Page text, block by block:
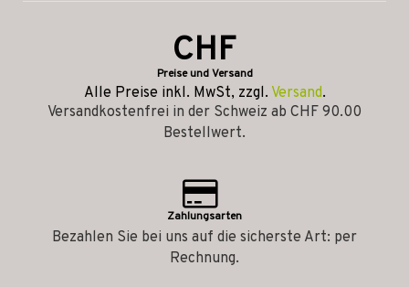
CHF
Preise und Versand
Alle Preise inkl. MwSt, zzgl. Versand.
Versandkostenfrei in der Schweiz ab CHF 90.00
Bestellwert.
Zahlungsarten
Bezahlen Sie bei uns auf die sicherste Art: per
Rechnung.